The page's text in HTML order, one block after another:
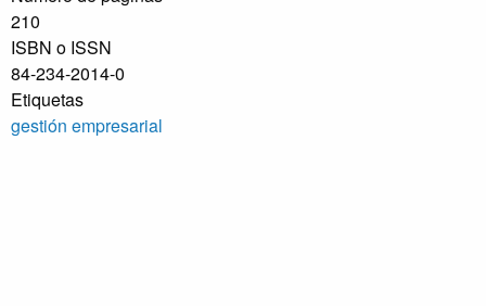
210
ISBN o ISSN
84-234-2014-0
Etiquetas
gestión empresarial